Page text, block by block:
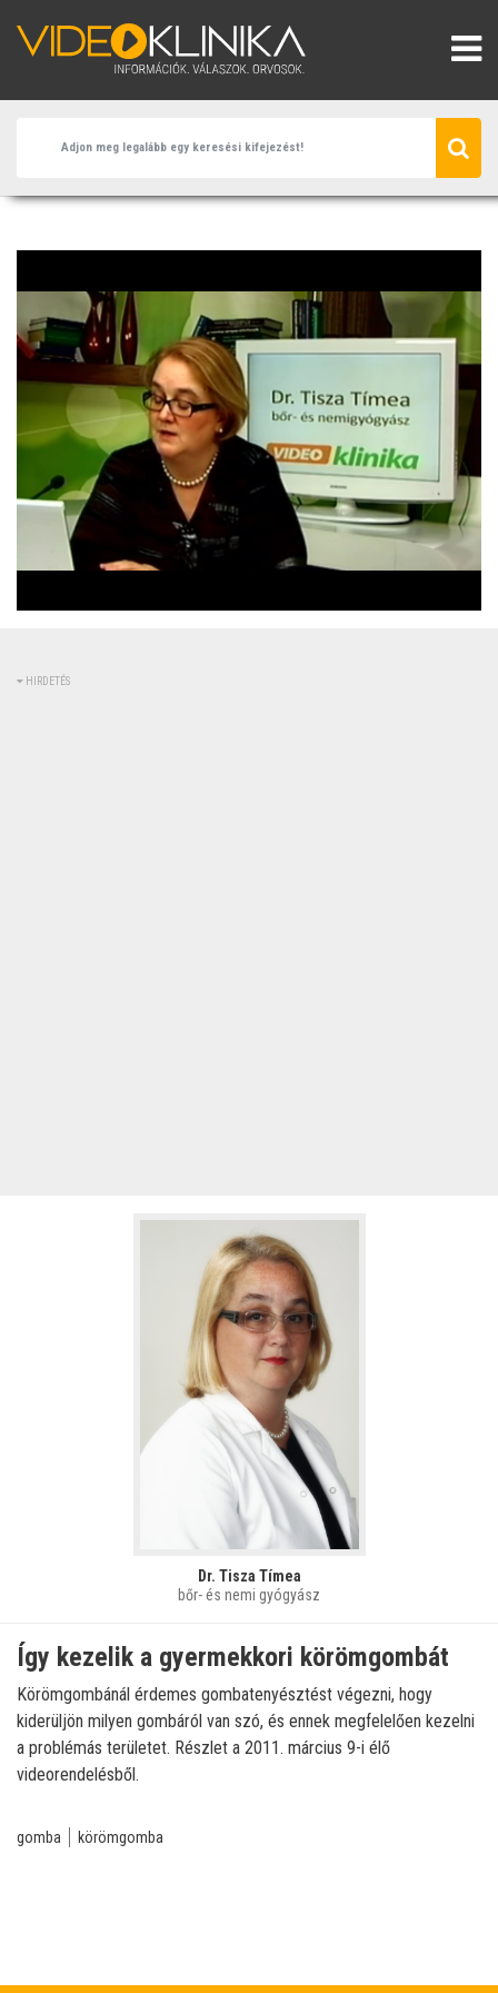
kikapcsolva
0%
0%
HIRDETÉS
Dr. Tisza Tímea
bőr- és nemi gyógyász
Így kezelik a gyermekkori körömgombát
Körömgombánál érdemes gombatenyésztést végezni, hogy
kiderüljön milyen gombáról van szó, és ennek megfelelően kezelni
a problémás területet. Részlet a 2011. március 9-i élő
videorendelésből.
gomba körömgomba